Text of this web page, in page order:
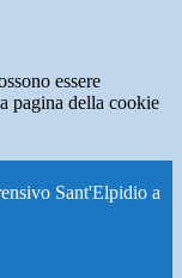
essere
pagina della cookie
Sant'Elpidio a